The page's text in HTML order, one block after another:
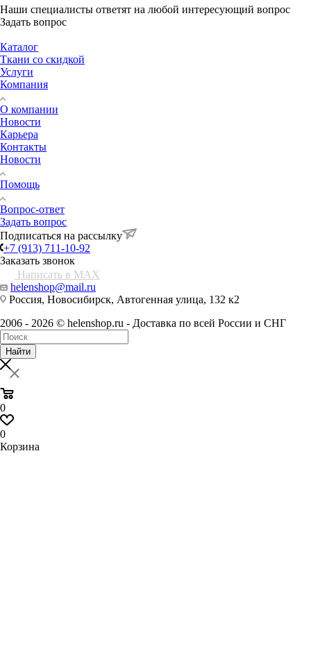
Наши специалисты ответят на любой интересующий вопрос
Задать вопрос
Каталог
Ткани со скидкой
Услуги
Компания
О компании
Новости
Карьера
Контакты
Новости
Помощь
Вопрос-ответ
Задать вопрос
Подписаться на рассылку
+7 (913) 711-10-92
Заказать звонок
Написать в MAX
helenshop@mail.ru
Россия, Новосибирск, Автогенная улица, 132 к2
2006 - 2026 © helenshop.ru - Доставка по всей России и СНГ
Найти
0
0
Корзина